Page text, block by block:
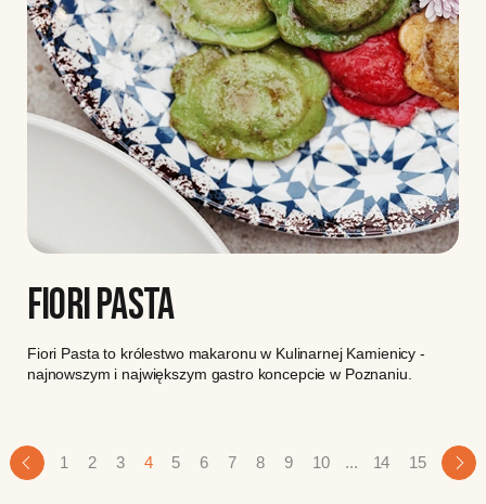
FIORI PASTA
Fiori Pasta to królestwo makaronu w Kulinarnej Kamienicy -
najnowszym i największym gastro koncepcie w Poznaniu.
1 2 3 4 5 6 7 8 9 10 ... 14 15